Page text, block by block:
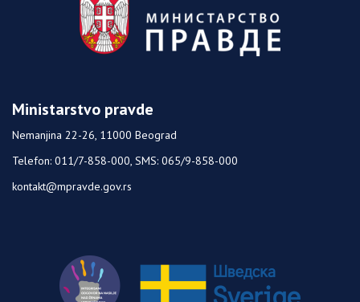
Ministarstvo pravde
Nemanjina 22-26, 11000 Beograd
Telefon: 011/7-858-000, SMS: 065/9-858-000
kontakt@mpravde.gov.rs